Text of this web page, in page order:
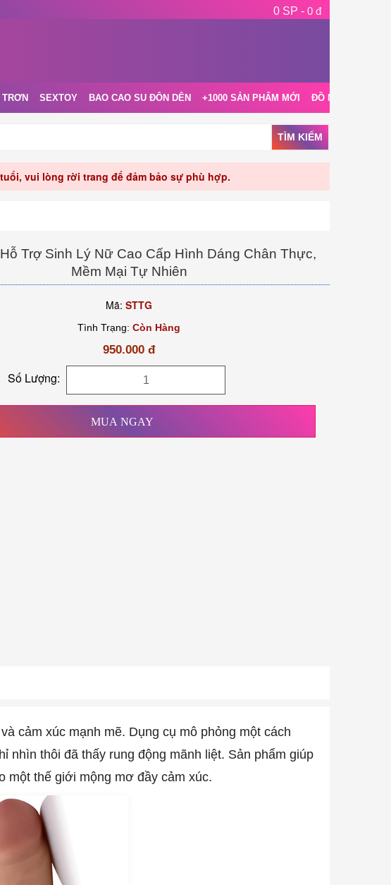
0 SP - 0 đ
SEXTOY BAO CAO SU ĐÔN DÊN +1000 SẢN PHẨM MỚI ĐỒ NGỦ NỘI Y
TÌM KIẾM
vui lòng rời trang để đảm bảo sự phù hợp.
Trợ Sinh Lý Nữ Cao Cấp Hình Dáng Chân Thực,
Mềm Mại Tự Nhiên
Mã: STTG
Tình Trạng: Còn Hàng
950.000 đ
Số Lượng:
MUA NGAY
cảm xúc mạnh mẽ. Dụng cụ mô phỏng một cách
nhìn thôi đã thấy rung động mãnh liệt. Sản phẩm giúp
một thế giới mộng mơ đầy cảm xúc.